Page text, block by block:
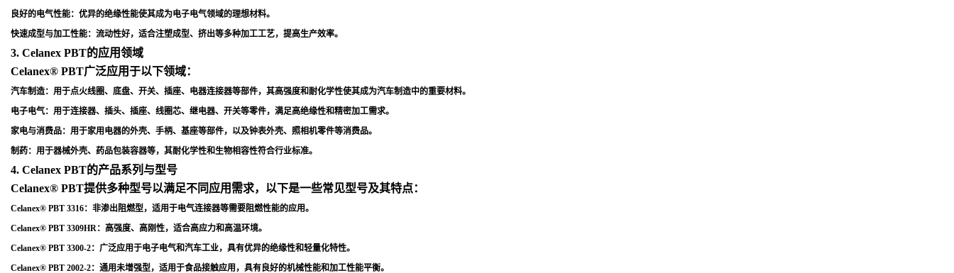
良好的电气性能：优异的绝缘性能使其成为电子电气领域的理想材料。
快速成型与加工性能：流动性好，适合注塑成型、挤出等多种加工工艺，提高生产效率。
3. Celanex PBT的应用领域
Celanex® PBT广泛应用于以下领域：
汽车制造：用于点火线圈、底盘、开关、插座、电器连接器等部件，其高强度和耐化学性使其成为汽车制造中的重要材料。
电子电气：用于连接器、插头、插座、线圈芯、继电器、开关等零件，满足高绝缘性和精密加工需求。
家电与消费品：用于家用电器的外壳、手柄、基座等部件，以及钟表外壳、照相机零件等消费品。
制药：用于器械外壳、药品包装容器等，其耐化学性和生物相容性符合行业标准。
4. Celanex PBT的产品系列与型号
Celanex® PBT提供多种型号以满足不同应用需求，以下是一些常见型号及其特点：
Celanex® PBT 3316：非渗出阻燃型，适用于电气连接器等需要阻燃性能的应用。
Celanex® PBT 3309HR：高强度、高刚性，适合高应力和高温环境。
Celanex® PBT 3300-2：广泛应用于电子电气和汽车工业，具有优异的绝缘性和轻量化特性。
Celanex® PBT 2002-2：通用未增强型，适用于食品接触应用，具有良好的机械性能和加工性能平衡。